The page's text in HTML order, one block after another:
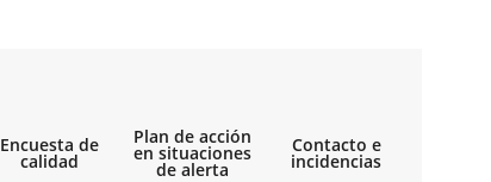
Encuesta de
calidad
Plan de acción
en situaciones
de alerta
Contacto e
incidencias